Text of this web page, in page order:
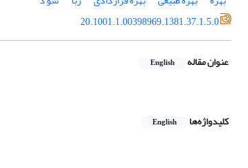
20.1001.1.00398969.1381.37.1.5.0
عنوان مقاله English
کلیدواژه‌ها English